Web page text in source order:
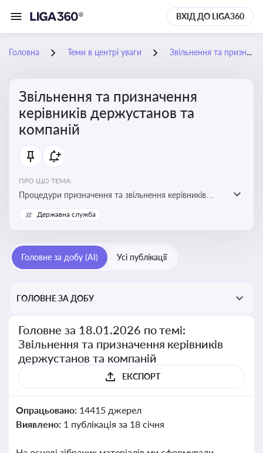
ВХІД ДО LIGA360
Головна Теми в центрі уваги Звільнення та призначення керівників держустанов та компаній
Звільнення та призначення
керівників держустанов та
компаній
ПРО ЩО ТЕМА:
Процедури призначення та звільнення керівників
установ та підприємств
Державна служба
Головне за добу (AI) Усі публікації
ГОЛОВНЕ ЗА ДОБУ
Головне за 18.01.2026 по темі:
Звільнення та призначення керівників
держустанов та компаній
ЕКСПОРТ
Опрацьовано: 14415 джерел
Виявлено: 1 публікація за 18 січня